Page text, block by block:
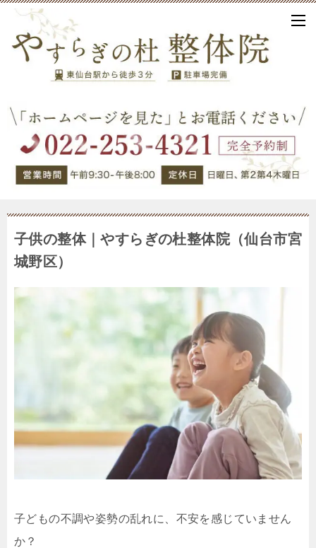
子供の整体｜やすらぎの杜整体院（仙台市宮
城野区）
子どもの不調や姿勢の乱れに、不安を感じていません
か？